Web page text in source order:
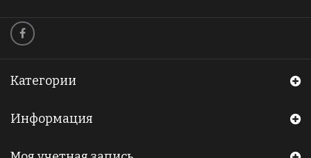
Категории
Информация